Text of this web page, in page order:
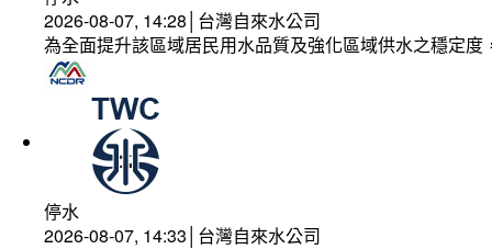
2026-08-07, 14:28│台灣自來水公司
為全面提升該區域居民用水品質及強化區域供水之穩定
停水
2026-08-07, 14:33│台灣自來水公司